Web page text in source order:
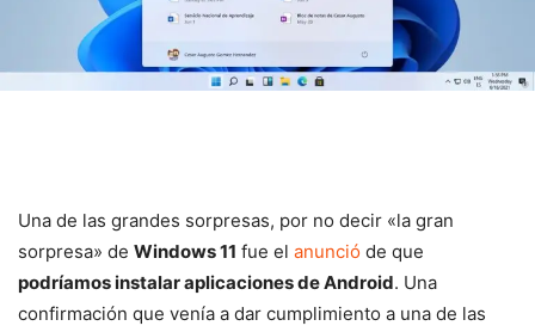
Una de las grandes sorpresas, por no decir «la gran
sorpresa» de Windows 11 fue el anunció de que
podríamos instalar aplicaciones de Android. Una
confirmación que venía a dar cumplimiento a una de las